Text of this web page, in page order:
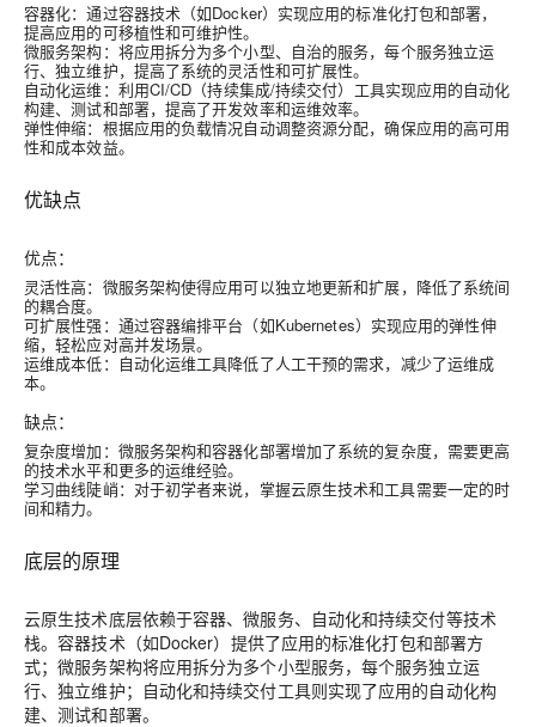
容器化：通过容器技术（如Docker）实现应用的标准化打包和部署，
提高应用的可移植性和可维护性。
微服务架构：将应用拆分为多个小型、自治的服务，每个服务独立运
行、独立维护，提高了系统的灵活性和可扩展性。
自动化运维：利用CI/CD（持续集成/持续交付）工具实现应用的自动化
构建、测试和部署，提高了开发效率和运维效率。
弹性伸缩：根据应用的负载情况自动调整资源分配，确保应用的高可用
性和成本效益。
优缺点
优点：
灵活性高：微服务架构使得应用可以独立地更新和扩展，降低了系统间
的耦合度。
可扩展性强 ：通过容器编排平台（如Kubernetes）实现应用的弹性伸
缩，轻松应对高并发场景。
运维成本低：自动化运维工具降低了人工干预的需求，减少了运维成
本。
缺点：
复杂度增加 ：微服务架构和容器化部署增加了系统的复杂度，需要更高
的技术水平和更多的运维经验。
学习曲线陡峭：对于初学者来说，掌握云原生技术和工具需要一定的时
间和精力。
底层的原理
云原生技术底层依赖于容器、微服务、自动化和持续交付等技术
栈。容器技术（如Docker）提供了应用的标准化打包和部署方
式；微服务架构将应用拆分为多个小型服务，每个服务独立运
行、独立维护；自动化和持续交付工具则实现了应用的自动化构
建、测试和部署。